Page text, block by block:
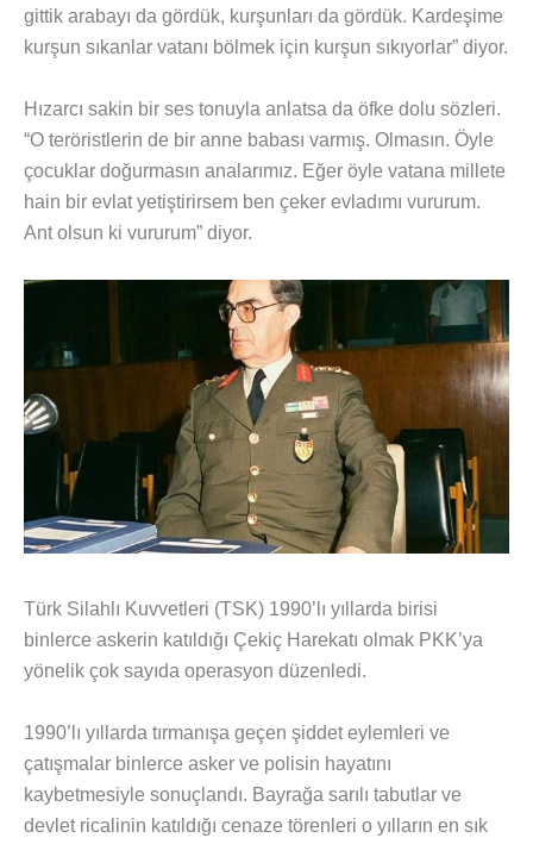
gittik arabayı da gördük, kurşunları da gördük. Kardeşime
kurşun sıkanlar vatanı bölmek için kurşun sıkıyorlar” diyor.
Hızarcı sakin bir ses tonuyla anlatsa da öfke dolu sözleri.
“O teröristlerin de bir anne babası varmış. Olmasın. Öyle
çocuklar doğurmasın analarımız. Eğer öyle vatana millete
hain bir evlat yetiştirirsem ben çeker evladımı vururum.
Ant olsun ki vururum” diyor.
Türk Silahlı Kuvvetleri (TSK) 1990’lı yıllarda birisi
binlerce askerin katıldığı Çekiç Harekatı olmak PKK’ya
yönelik çok sayıda operasyon düzenledi.
1990’lı yıllarda tırmanışa geçen şiddet eylemleri ve
çatışmalar binlerce asker ve polisin hayatını
kaybetmesiyle sonuçlandı. Bayrağa sarılı tabutlar ve
devlet ricalinin katıldığı cenaze törenleri o yılların en sık